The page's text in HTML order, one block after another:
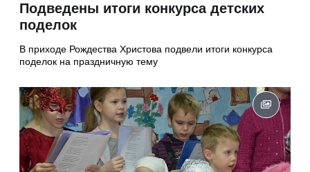
Подведены итоги конкурса детских
поделок
В приходе Рождества Христова подвели итоги конкурса
поделок на праздничную тему